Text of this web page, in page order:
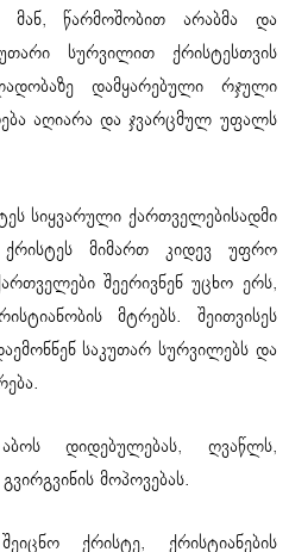
წარმოშობით არაბმა და
სურვილით ქრისტესთვის
დამყარებული რჯული
აღიარა და ჯვარცმულ უფალს
სიყვარული ქართველებისადმი
მიმართ კიდევ უფრო
შეერივნენ უცხო ერს,
მტრებს. შეითვისეს
საკუთარ სურვილებს და
აბოს დიდებულებას, ღვაწლს,
მოპოვებას.
ქრისტე, ქრისტიანების